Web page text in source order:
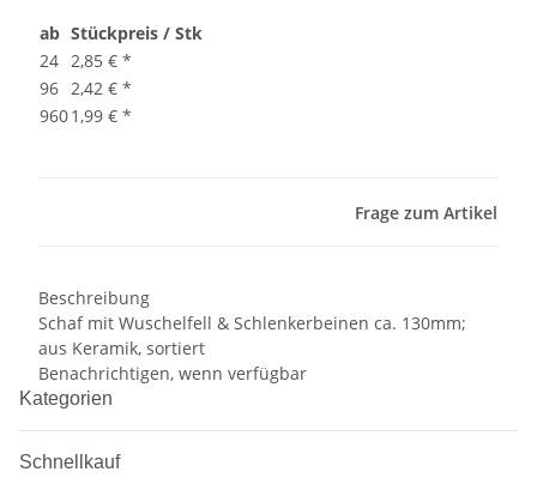
ab Stückpreis / Stk
24 2,85 € *
96 2,42 € *
9601,99 € *
Frage zum Artikel
Beschreibung
Schaf mit Wuschelfell & Schlenkerbeinen ca. 130mm;
aus Keramik, sortiert
Benachrichtigen, wenn verfügbar
Kategorien
Schnellkauf